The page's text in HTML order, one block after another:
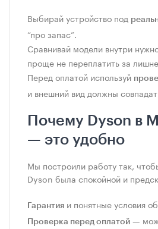
Выбирай устройство под
“про запас”.
Сравнивай модели внутри
проще не переплатить за
Перед оплатой используй
и внешний вид должны
Почему Dyson в
— это удобно
Мы построили работу так,
Dyson была спокойной и
Гарантия и понятные условия
Проверка перед оплатой —